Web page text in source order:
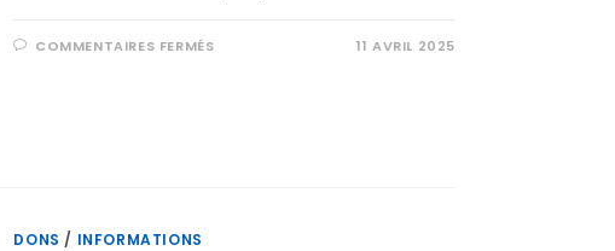
COMMENTAIRES FERMÉS 11 AVRIL 2025
DONS / INFORMATIONS